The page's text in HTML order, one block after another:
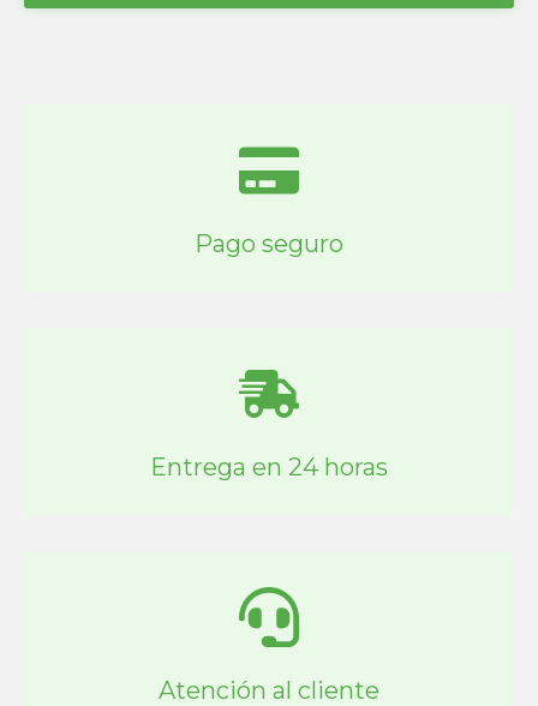
Pago seguro
Entrega en 24 horas
Atención al cliente